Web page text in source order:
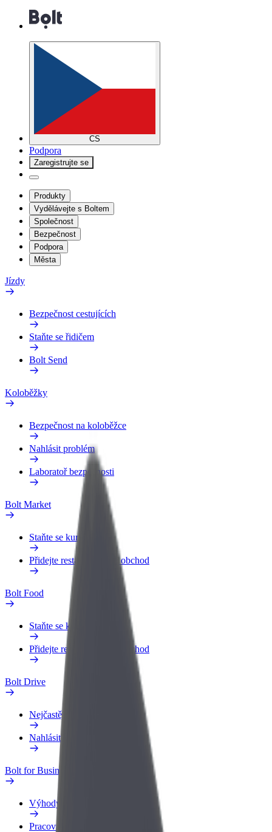
CS
Podpora
Zaregistrujte se
Produkty
Vydělávejte s Boltem
Společnost
Bezpečnost
Podpora
Města
Jízdy
Bezpečnost cestujících
Staňte se řidičem
Bolt Send
Koloběžky
Bezpečnost na koloběžce
Nahlásit problém
Laboratoř bezpečnosti
Bolt Market
Staňte se kurýrem
Přidejte restauraci nebo obchod
Bolt Food
Staňte se kurýrem
Přidejte restauraci nebo obchod
Bolt Drive
Nejčastější otázky
Nahlásit vozidlo
Bolt for Business
Výhody
Pracovní profil